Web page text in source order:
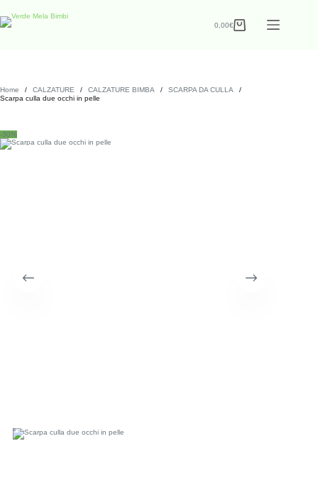
0,00€
Home / CALZATURE / CALZATURE BIMBA / SCARPA DA CULLA
/
Scarpa culla due occhi in pelle
-30%